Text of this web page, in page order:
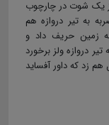
یک شوت در چارچوب
به تیر دروازه هم
مؤثر در نیمه زمین حریف داد و
دروازه ولز برخورد
زد که داور آفساید